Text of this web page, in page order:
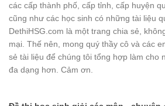
các cấp thành phố, cấp tỉnh, cấp huyện
cũng như các học sinh có những tài liệu
DethiHSG.com là một trang chia sẻ,
mại. Thế nên, mong quý thầy cô và các
sẻ tài liệu để chúng tôi tổng hợp làm cho
đa dạng hơn. Cảm ơn.